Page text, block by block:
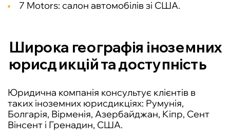
7 Motors: салон автомобілів зі США.
Широка географія іноземних
юрисдикцій та доступність
Юридична компанія консультує клієнтів в
таких іноземних юрисдикціях: Румунія,
Болгарія, Вірменія, Азербайджан, Кіпр, Сент
Вінсент і Гренадин, США.